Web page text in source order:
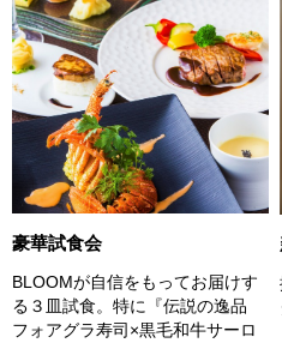
豪華試食会
BLOOMが自信をもってお届けす
る３皿試食。特に『伝説の逸品
フォアグラ寿司×黒毛和牛サーロ